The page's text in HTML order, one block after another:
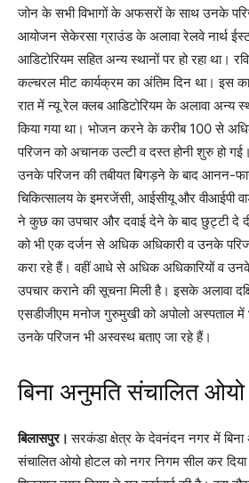
जोन के सभी विभागों के अफसरों के साथ उनके
आयोजन सेकेरसा ग्राउंड के अलावा रेलवे नार्थ
आडिटोरियम सहित अन्य स्थानों पर हो रहा था।
कल्चरल मीट कार्यक्रम का अंतिम दिन था। इस
रात में न्यू रेल क्लब आडिटोरियम के अलावा अन्य
किया गया था। भोजन करने के करीब 100 से
परिजन को अचानक उल्टी व दस्त होनी शुरु हो
उनके परिजन की तबीयत बिगड़ने के बाद आनन-
चिकित्सालय के इमरजेंसी, आईसीयू और वीआईपी
ने कुछ का उपचार और दवाई देने के बाद छुट्टी दे
को भी एक दर्जन से अधिक अधिकारी व उनके
करा रहे हैं। वहीं आधे से अधिक अधिकारियों व
उपचार कराने की सूचना मिली है। इसके अलावा
एसडीजीएम मनोज गुरुमुखी को अपोलो अस्पताल में
उनके परिजन भी अस्वस्थ बताए जा रहे हैं।
बिना अनुमति संचालित
बिलासपुर।सरकंडा क्षेत्र के देवनंदन नगर में
संचालित ओयो होटल को नगर निगम सील कर दिया